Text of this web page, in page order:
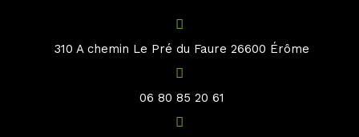
310 A chemin Le Pré du Faure 26600 Érôme
06 80 85 20 61